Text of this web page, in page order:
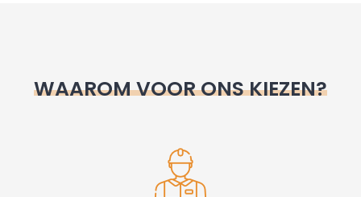
WAAROM VOOR ONS KIEZEN?